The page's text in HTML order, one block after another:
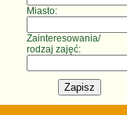
Miasto:
Zainteresowania/
rodzaj zajęć: